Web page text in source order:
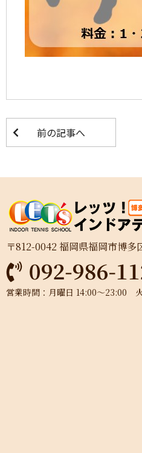
前の記事へ
〒812-0042 福岡県福岡市博多
営業時間：月曜日 14:00～23:00